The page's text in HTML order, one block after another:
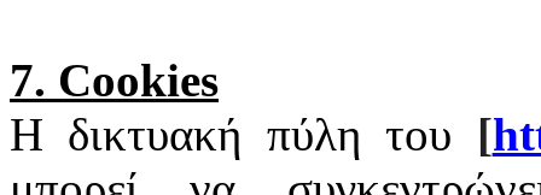
7. Cookies
Η δικτυακή πύλη του [